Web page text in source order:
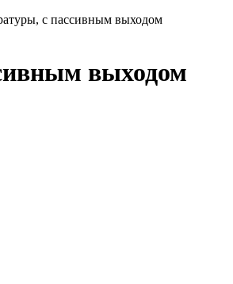
с пассивным выходом
выходом